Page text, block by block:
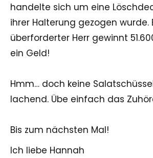
handelte sich um eine
ihrer Halterung gezogen wurde.
überforderter Herr gewinnt
ein Geld!
Hmm… doch keine
lachend. Übe einfach das
Bis zum nächsten Mal!
Ich liebe Hannah